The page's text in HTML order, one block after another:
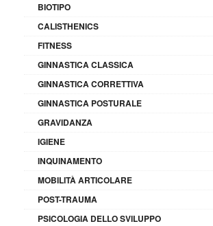
BIOTIPO
CALISTHENICS
FITNESS
GINNASTICA CLASSICA
GINNASTICA CORRETTIVA
GINNASTICA POSTURALE
GRAVIDANZA
IGIENE
INQUINAMENTO
MOBILITÀ ARTICOLARE
POST-TRAUMA
PSICOLOGIA DELLO SVILUPPO